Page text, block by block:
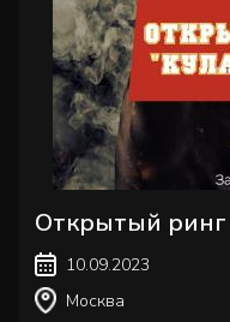
Открытый ринг
10.09.2023
Москва